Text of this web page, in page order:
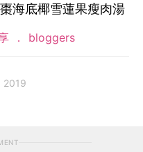
海底椰雪蓮果瘦肉湯
bloggers
2019